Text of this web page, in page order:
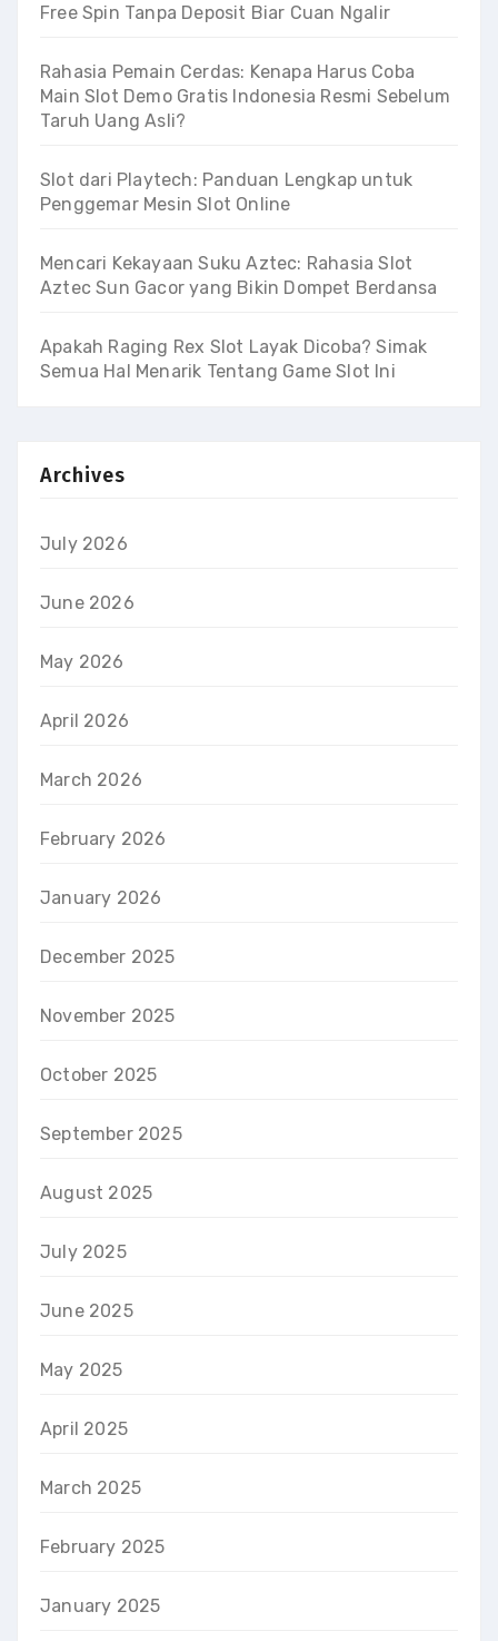
Free Spin Tanpa Deposit Biar Cuan Ngalir
Rahasia Pemain Cerdas: Kenapa Harus Coba
Main Slot Demo Gratis Indonesia Resmi Sebelum
Taruh Uang Asli?
Slot dari Playtech: Panduan Lengkap untuk
Penggemar Mesin Slot Online
Mencari Kekayaan Suku Aztec: Rahasia Slot
Aztec Sun Gacor yang Bikin Dompet Berdansa
Apakah Raging Rex Slot Layak Dicoba? Simak
Semua Hal Menarik Tentang Game Slot Ini
Archives
July 2026
June 2026
May 2026
April 2026
March 2026
February 2026
January 2026
December 2025
November 2025
October 2025
September 2025
August 2025
July 2025
June 2025
May 2025
April 2025
March 2025
February 2025
January 2025